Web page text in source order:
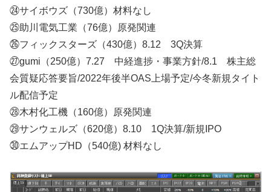
㉔サイボウズ（730億）材料なし
㉕助川電気工業（76億）原発関連
㉖フィックスターズ（430億）8.12 3Q決算
㉗gumi（250億）7.27 中経進捗・事業方針/8.1 株主総
会質疑応答要旨/2022年後半OAS上場予定/今冬新規タイト
ル配信予定
㉘木村化工機（160億）原発関連
㉙サンウェルズ（620億）8.10 1Q決算/新規IPO
㉚エムアップHD（540億) 材料なし